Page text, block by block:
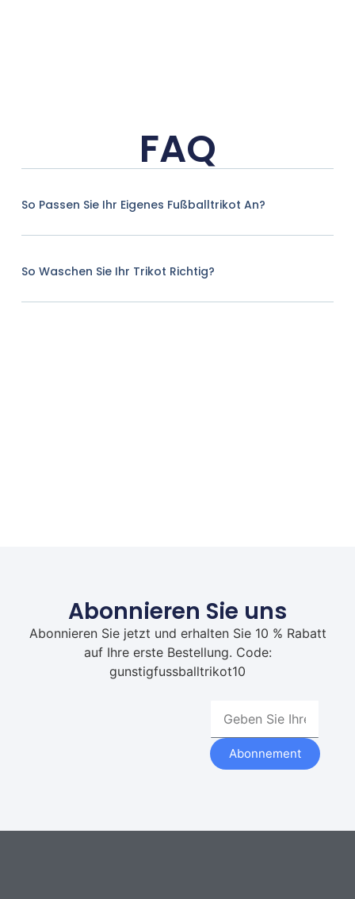
FAQ
So Passen Sie Ihr Eigenes Fußballtrikot An?
So Waschen Sie Ihr Trikot Richtig?
Abonnieren Sie uns
Abonnieren Sie jetzt und erhalten Sie 10 % Rabatt
auf Ihre erste Bestellung. Code:
gunstigfussballtrikot10
Abonnement